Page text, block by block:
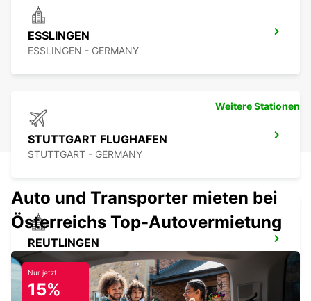
ESSLINGEN
ESSLINGEN - GERMANY
STUTTGART FLUGHAFEN
STUTTGART - GERMANY
REUTLINGEN
REUTLINGEN - GERMANY
Weitere Stationen
Auto und Transporter mieten bei
Österreichs Top-Autovermietung
Nur jetzt
15%